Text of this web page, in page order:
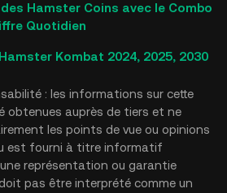
Hamster Coins avec le Combo
Quotidien
Kombat 2024, 2025, 2030
: les informations sur cette
obtenues auprès de tiers et ne
les points de vue ou opinions
est fourni à titre informatif
représentation ou garantie
pas être interprété comme un